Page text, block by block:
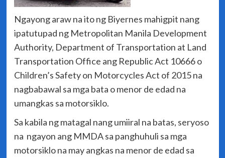
Ngayong araw na ito ng Biyernes mahigpit nang
ipatutupad ng Metropolitan Manila Development
Authority, Department of Transportation at Land
Transportation Office ang Republic Act 10666 o
Children’s Safety on Motorcycles Act of 2015 na
nagbabawal sa mga bata o menor de edad na
umangkas sa motorsiklo.
Sa kabila ng matagal nang umiiral na batas, seryoso
na ngayon ang MMDA sa panghuhuli sa mga
motorsiklo na may angkas na menor de edad sa